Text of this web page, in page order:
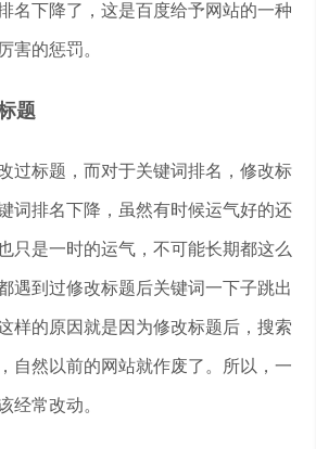
名下降了，这是百度给予网站的一种
害的惩罚。
题
过标题，而对于关键词排名，修改标
词排名下降，虽然有时候运气好的还
只是一时的运气，不可能长期都这么
遇到过修改标题后关键词一下子跳出
样的原因就是因为修改标题后，搜索
自然以前的网站就作废了。所以，一
经常改动。